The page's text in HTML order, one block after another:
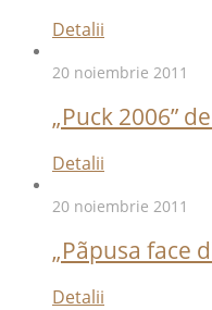
Detalii
20 noiembrie 2011
„Puck 2006”
Detalii
20 noiembrie 2011
„Pãpusa face
Detalii